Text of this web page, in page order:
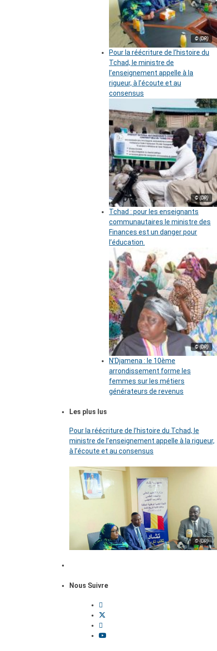
© (DR)
Pour la réécriture de l’histoire du
Tchad, le ministre de
l’enseignement appelle à la
rigueur, à l’écoute et au
consensus
© (DR)
Tchad : pour les enseignants
communautaires le ministre des
Finances est un danger pour
l’éducation.
© (DR)
N’Djamena : le 10ème
arrondissement forme les
femmes sur les métiers
générateurs de revenus
Les plus lus
Pour la réécriture de l’histoire du Tchad, le
ministre de l’enseignement appelle à la rigueur,
à l’écoute et au consensus
© (DR)
Nous Suivre